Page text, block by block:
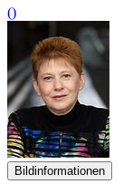
()
Bildinformationen